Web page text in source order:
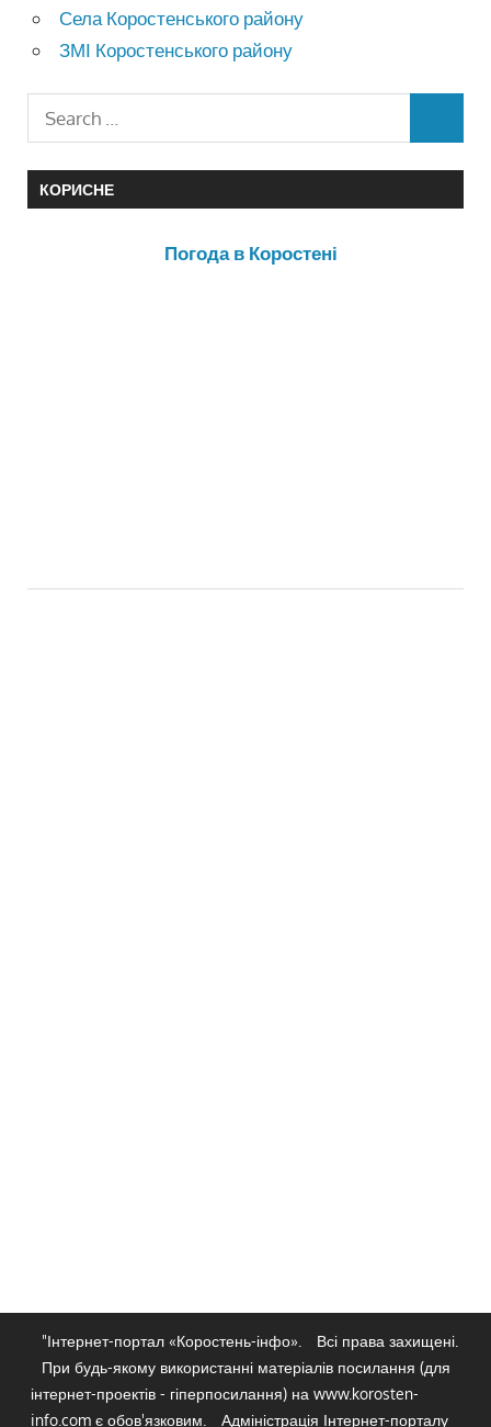
Села Коростенського району
ЗМІ Коростенського району
КОРИСНЕ
Погода в Коростені
"Інтернет-портал «Коростень-інфо».
Всі права захищені.
При будь-якому використанні матеріалів посилання (для
інтернет-проектів - гіперпосилання) на www.korosten-
info.com є обов'язковим.
Адміністрація Інтернет-порталу